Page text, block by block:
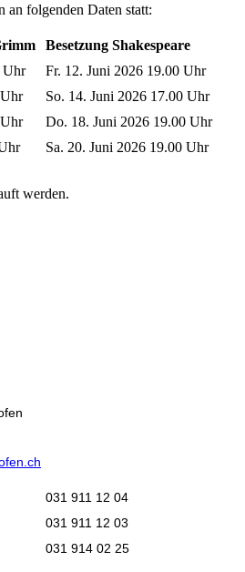
folgenden Daten statt:
Besetzung Shakespeare
Uhr
Fr. 12. Juni 2026 19.00 Uhr
So. 14. Juni 2026 17.00 Uhr
Do. 18. Juni 2026 19.00 Uhr
Sa. 20. Juni 2026 19.00 Uhr
werden.
031 911 12 04
031 911 12 03
031 914 02 25